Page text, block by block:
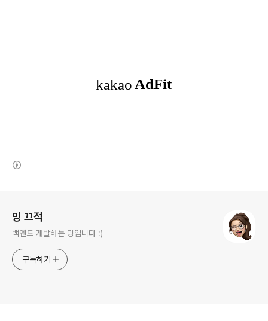
밍 끄적
백엔드 개발하는 밍입니다 :)
구독하기